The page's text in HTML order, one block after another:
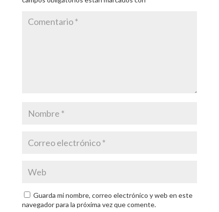
Guarda mi nombre, correo electrónico y web en este
navegador para la próxima vez que comente.